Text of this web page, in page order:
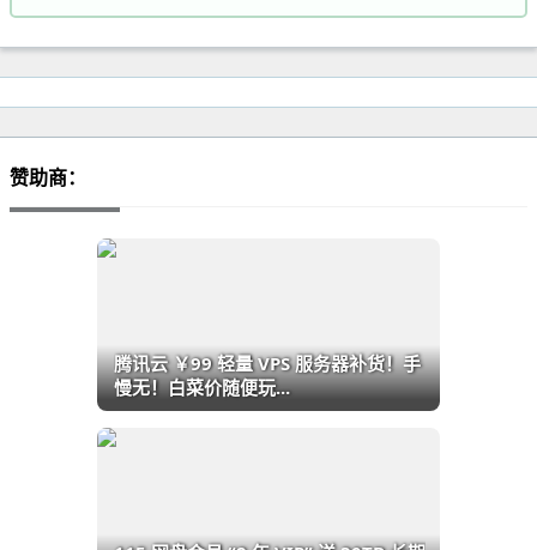
赞助商：
腾讯云 ￥99 轻量 VPS 服务器补货！手
慢无！白菜价随便玩...